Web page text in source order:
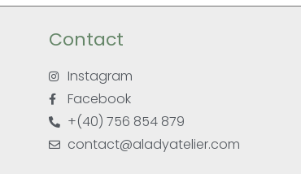
Contact
Instagram
Facebook
+(40) 756 854 879
contact@aladyatelier.com